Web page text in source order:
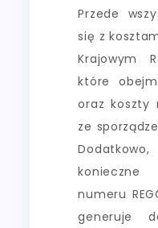
Przede
się z
Krajowym
które
oraz koszty
ze
numeru
generuje